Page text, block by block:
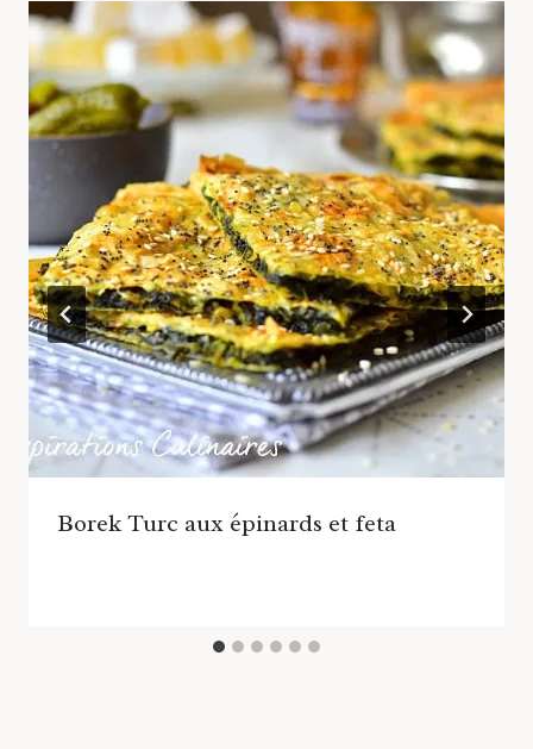
Borek Turc aux épinards et feta